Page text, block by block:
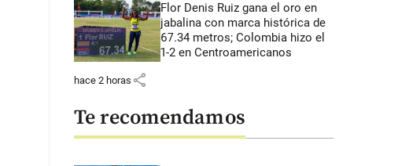
Flor Denis Ruiz gana el oro en
jabalina con marca histórica de
67.34 metros; Colombia hizo el
1-2 en Centroamericanos
hace 2 horas share
Te recomendamos